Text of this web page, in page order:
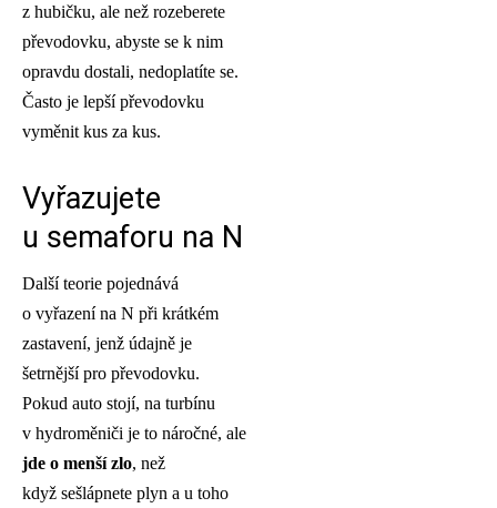
z hubičku, ale než rozeberete
převodovku, abyste se k nim
opravdu dostali, nedoplatíte se.
Často je lepší převodovku
vyměnit kus za kus.
Vyřazujete
u semaforu na N
Další teorie pojednává
o vyřazení na N při krátkém
zastavení, jenž údajně je
šetrnější pro převodovku.
Pokud auto stojí, na turbínu
v hydroměniči je to náročné, ale
jde o menší zlo, než
když sešlápnete plyn a u toho